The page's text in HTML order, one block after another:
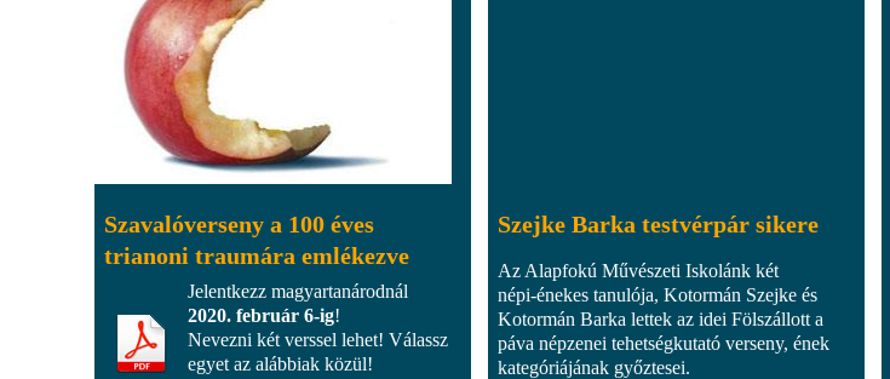
Szavalóverseny a 100 éves
trianoni traumára emlékezve
Jelentkezz magyartanárodnál
2020. február 6-ig!
Nevezni két verssel lehet! Válassz
egyet az alábbiak közül!
Szejke Barka testvérpár sikere
Az Alapfokú Művészeti Iskolánk két
népi-énekes tanulója, Kotormán Szejke és
Kotormán Barka lettek az idei Fölszállott a
páva népzenei tehetségkutató verseny, ének
kategóriájának győztesei.